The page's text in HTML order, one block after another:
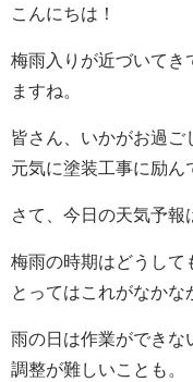
こんにちは！
梅雨入りが近づいてき
ますね。
皆さん、いかがお過
元気に塗装工事に励ん
さて、今日の天気予報
梅雨の時期はどうして
とってはこれがなかな
雨の日は作業ができな
調整が難しいことも。